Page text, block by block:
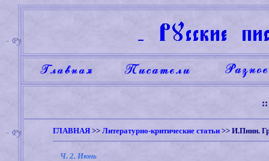
ГЛАВНАЯ >> Литературно-критические статьи >> И.Пнин.
Ч. 2. Июнь